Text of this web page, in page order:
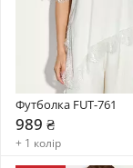
Футболка FUT-761
989 ₴
+ 1 колір